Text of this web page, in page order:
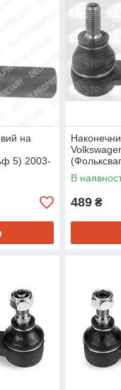
на
5) 2003-
->2009
В
489 ₴